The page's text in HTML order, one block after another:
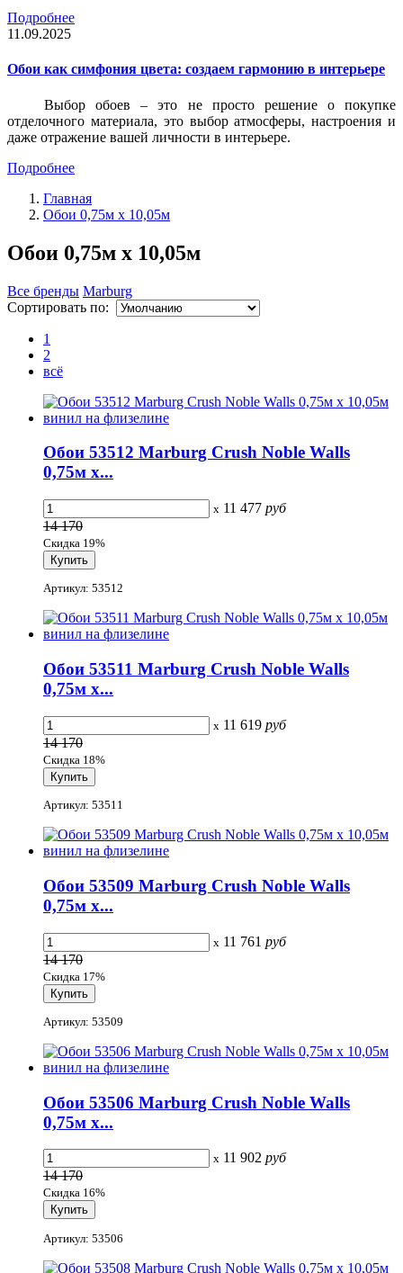
Подробнее
11.09.2025
Обои как симфония цвета: создаем гармонию в интерьере
Выбор обоев – это не просто решение о покупке
отделочного материала, это выбор атмосферы, настроения и
даже отражение вашей личности в интерьере.
Подробнее
Главная
Обои 0,75м x 10,05м
Обои 0,75м x 10,05м
Все бренды Marburg
Сортировать по:
1
2
всё
Обои 53512 Marburg Crush Noble Walls
0,75м x...
x 11 477 руб
14 170
Скидка 19%
Артикул: 53512
Обои 53511 Marburg Crush Noble Walls
0,75м x...
x 11 619 руб
14 170
Скидка 18%
Артикул: 53511
Обои 53509 Marburg Crush Noble Walls
0,75м x...
x 11 761 руб
14 170
Скидка 17%
Артикул: 53509
Обои 53506 Marburg Crush Noble Walls
0,75м x...
x 11 902 руб
14 170
Скидка 16%
Артикул: 53506